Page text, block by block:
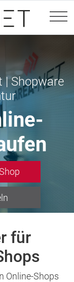
| Shopware
für
Online-Shops